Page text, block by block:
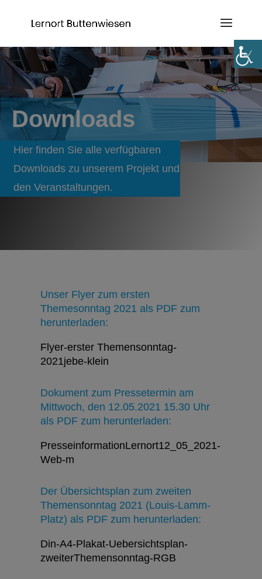
Downloads
Hier finden Sie alle verfügbaren
Downloads zu unserem Projekt und
den Veranstaltungen.
Unser Flyer zum ersten
Themesonntag 2021 als PDF zum
herunterladen:
Flyer-erster Themensonntag-
2021jebe-klein
Dokument zum Pressetermin am
Mittwoch, den 12.05.2021 15.30 Uhr
als PDF zum herunterladen:
PresseinformationLernort12_05_2021-
Web-m
Der Übersichtsplan zum zweiten
Themensonntag 2021 (Louis-Lamm-
Platz) als PDF zum herunterladen:
Din-A4-Plakat-Uebersichtsplan-
zweiterThemensonntag-RGB